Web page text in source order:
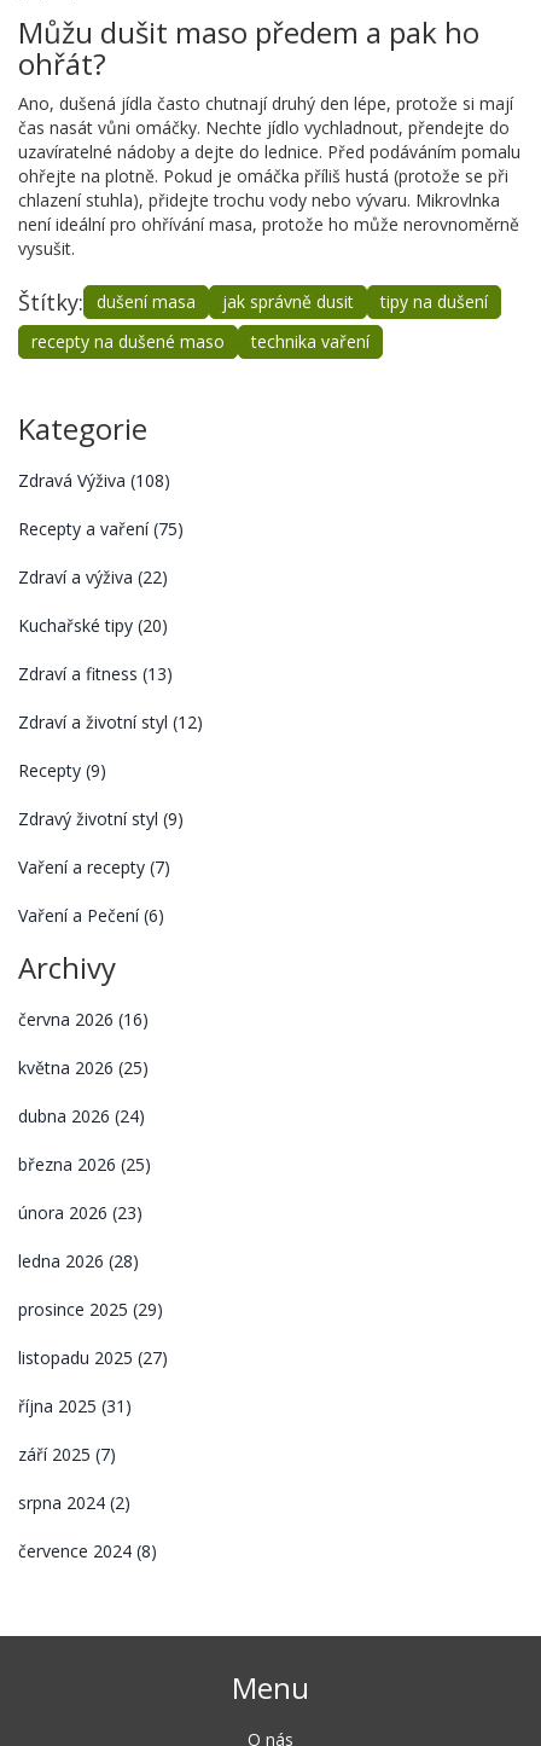
Můžu dušit maso předem a pak ho
ohřát?
Ano, dušená jídla často chutnají druhý den lépe, protože si mají
čas nasát vůni omáčky. Nechte jídlo vychladnout, přendejte do
uzavíratelné nádoby a dejte do lednice. Před podáváním pomalu
ohřejte na plotně. Pokud je omáčka příliš hustá (protože se při
chlazení stuhla), přidejte trochu vody nebo vývaru. Mikrovlnka
není ideální pro ohřívání masa, protože ho může nerovnoměrně
vysušit.
Štítky: dušení masa jak správně dusit
tipy na dušení
recepty na dušené maso
technika vaření
Kategorie
Zdravá Výživa (108)
Recepty a vaření(75)
Zdraví a výživa (22)
Kuchařské tipy (20)
Zdraví a fitness (13)
Zdraví a životní styl (12)
Recepty (9)
Zdravý životní styl (9)
Vaření a recepty (7)
Vaření a Pečení(6)
Archivy
června 2026 (16)
května 2026 (25)
dubna 2026 (24)
března 2026 (25)
února 2026 (23)
ledna 2026 (28)
prosince 2025 (29)
listopadu 2025 (27)
října 2025 (31)
září 2025 (7)
srpna 2024 (2)
července 2024 (8)
Menu
O nás